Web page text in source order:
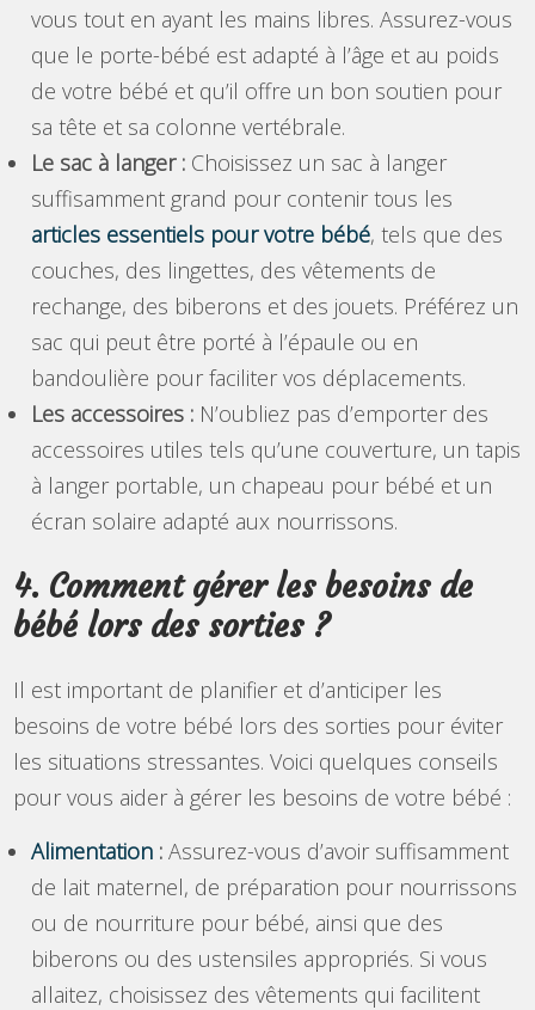
vous tout en ayant les mains libres. Assurez-vous
que le porte-bébé est adapté à l’âge et au poids
de votre bébé et qu’il offre un bon soutien pour
sa tête et sa colonne vertébrale.
Le sac à langer : Choisissez un sac à langer
suffisamment grand pour contenir tous les
articles essentiels pour votre bébé, tels que des
couches, des lingettes, des vêtements de
rechange, des biberons et des jouets. Préférez un
sac qui peut être porté à l’épaule ou en
bandoulière pour faciliter vos déplacements.
Les accessoires : N’oubliez pas d’emporter des
accessoires utiles tels qu’une couverture, un tapis
à langer portable, un chapeau pour bébé et un
écran solaire adapté aux nourrissons.
4. Comment gérer les besoins de
bébé lors des sorties ?
Il est important de planifier et d’anticiper les
besoins de votre bébé lors des sorties pour éviter
les situations stressantes. Voici quelques conseils
pour vous aider à gérer les besoins de votre bébé :
Alimentation : Assurez-vous d’avoir suffisamment
de lait maternel, de préparation pour nourrissons
ou de nourriture pour bébé, ainsi que des
biberons ou des ustensiles appropriés. Si vous
allaitez, choisissez des vêtements qui facilitent